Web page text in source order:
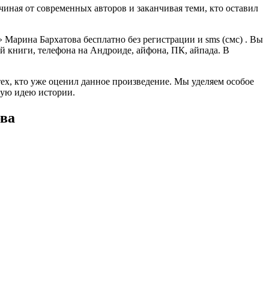
от современных авторов и заканчивая теми, кто оставил
Бархатова бесплатно без регистрации и sms (смс) . Вы
книги, телефона на Андроиде, айфона, ПК, айпада. В
кто уже оценил данное произведение. Мы уделяем особое
идею истории.